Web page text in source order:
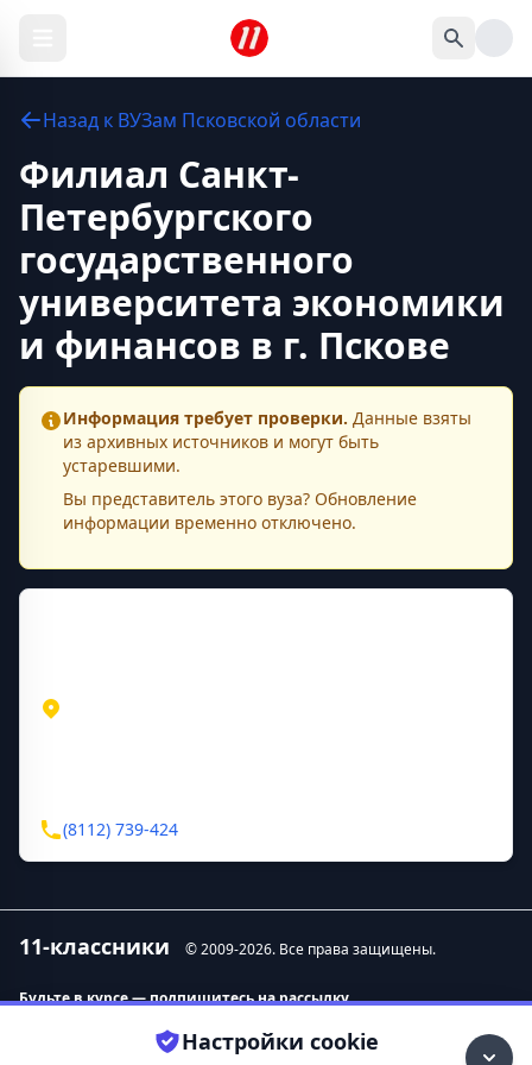
Назад к ВУЗам Псковской области
Филиал Санкт-
Петербургского
государственного
университета экономики
и финансов в г. Пскове
Информация требует проверки. Данные взяты
из архивных источников и могут быть
устаревшими.
Вы представитель этого вуза? Обновление
информации временно отключено.
(8112) 739-424
11-классники © 2009-2026. Все права защищены.
Будьте в курсе — подпишитесь на рассылку.
Настройки cookie